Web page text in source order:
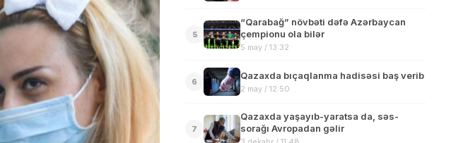
5
“Qarabağ” növbəti dəfə Azərbaycan
çempionu ola bilər
5 may / 13:32
6
Qazaxda bıçaqlanma hadisəsi baş verib
2 may / 12:50
7
Qazaxda yaşayıb-yaratsa da, səs-
sorağı Avropadan gəlir